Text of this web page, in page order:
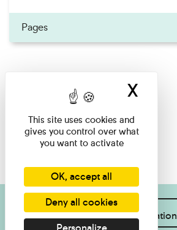
Pages
I want information
This site uses cookies and
gives you control over what
you want to activate
OK, accept all
Deny all cookies
X